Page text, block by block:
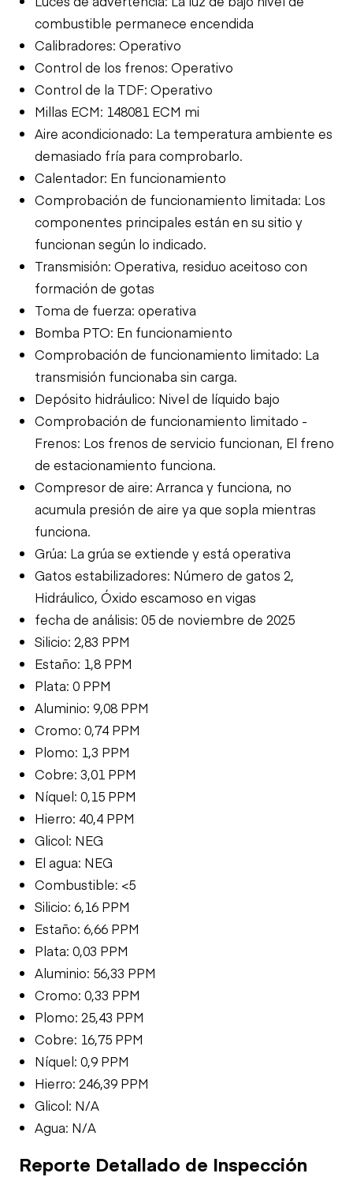
combustible permanece encendida
Calibradores: Operativo
Control de los frenos: Operativo
Control de la TDF: Operativo
Millas ECM: 148081 ECM mi
Aire acondicionado: La temperatura ambiente es
demasiado fría para comprobarlo.
Calentador: En funcionamiento
Comprobación de funcionamiento limitada: Los
componentes principales están en su sitio y
funcionan según lo indicado.
Transmisión: Operativa, residuo aceitoso con
formación de gotas
Toma de fuerza: operativa
Bomba PTO: En funcionamiento
Comprobación de funcionamiento limitado: La
transmisión funcionaba sin carga.
Depósito hidráulico: Nivel de líquido bajo
Comprobación de funcionamiento limitado -
Frenos: Los frenos de servicio funcionan, El freno
de estacionamiento funciona.
Compresor de aire: Arranca y funciona, no
acumula presión de aire ya que sopla mientras
funciona.
Grúa: La grúa se extiende y está operativa
Gatos estabilizadores: Número de gatos 2,
Hidráulico, Óxido escamoso en vigas
fecha de análisis: 05 de noviembre de 2025
Silicio: 2,83 PPM
Estaño: 1,8 PPM
Plata: 0 PPM
Aluminio: 9,08 PPM
Cromo: 0,74 PPM
Plomo: 1,3 PPM
Cobre: 3,01 PPM
Níquel: 0,15 PPM
Hierro: 40,4 PPM
Glicol: NEG
El agua: NEG
Combustible: <5
Silicio: 6,16 PPM
Estaño: 6,66 PPM
Plata: 0,03 PPM
Aluminio: 56,33 PPM
Cromo: 0,33 PPM
Plomo: 25,43 PPM
Cobre: 16,75 PPM
Níquel: 0,9 PPM
Hierro: 246,39 PPM
Glicol: N/A
Agua: N/A
Reporte Detallado de Inspección